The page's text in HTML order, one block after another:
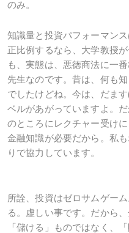
のみ。
知識量と投資パフォーマン
正比例するなら、大学教授
も、実態は、悪徳商法に一
先生なのです。昔は、何も
でしたけどね。今は、だま
ベルがあがっていますよ。
のところにレクチャー受け
金融知識が必要だから。私
りで協力しています。
所詮、投資はゼロサムゲー
る。虚しい事です。だから
「儲ける」ものではなく、